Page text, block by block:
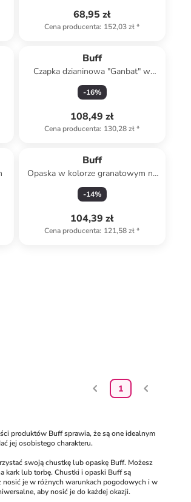
68,95 zł
Cena producenta: 152,03 zł*
Buff
Czapka dzianinowa "Ganbat" w
kolorze szaro-granatowym
-16%
108,49 zł
Cena producenta: 130,28 zł*
Buff
Opaska w kolorze granatowym na
czoło
-14%
104,39 zł
Cena producenta: 121,58 zł*
1
produktów Buff sprawia, że są one idealnym
jej osobistego charakteru.
swoją chustkę lub opaskę Buff. Możesz
kark lub torbę. Chustki i opaski Buff są
nosić je w różnych warunkach pogodowych i w
aby nosić je do każdej okazji.